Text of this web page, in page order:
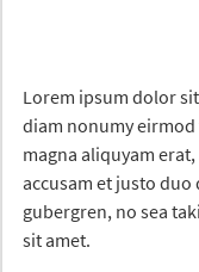
Lorem ipsum dolor
diam nonumy
magna aliquyam
accusam et justo duo
gubergren, no sea
sit amet.